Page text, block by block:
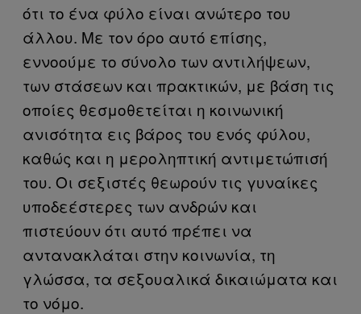
ότι το ένα φύλο είναι ανώτερο του
άλλου. Με τον όρο αυτό επίσης,
εννοούμε το σύνολο των αντιλήψεων,
των στάσεων και πρακτικών, με βάση τις
οποίες θεσμοθετείται η κοινωνική
ανισότητα εις βάρος του ενός φύλου,
καθώς και η μεροληπτική αντιμετώπισή
του. Οι σεξιστές θεωρούν τις γυναίκες
υποδεέστερες των ανδρών και
πιστεύουν ότι αυτό πρέπει να
αντανακλάται στην κοινωνία, τη
γλώσσα, τα σεξουαλικά δικαιώματα και
το νόμο.